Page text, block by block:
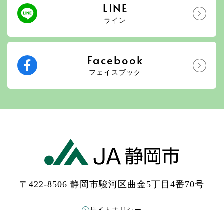
LINE
ライン
Facebook
フェイスブック
〒422-8506 静岡市駿河区曲金5丁目4番70号